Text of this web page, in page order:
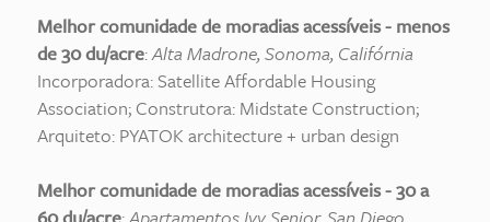
Melhor comunidade de moradias acessíveis - menos
de 30 du/acre:Alta Madrone, Sonoma, Califórnia
Incorporadora: Satellite Affordable Housing
Association; Construtora: Midstate Construction;
Arquiteto: PYATOK architecture + urban design
Melhor comunidade de moradias acessíveis - 30 a